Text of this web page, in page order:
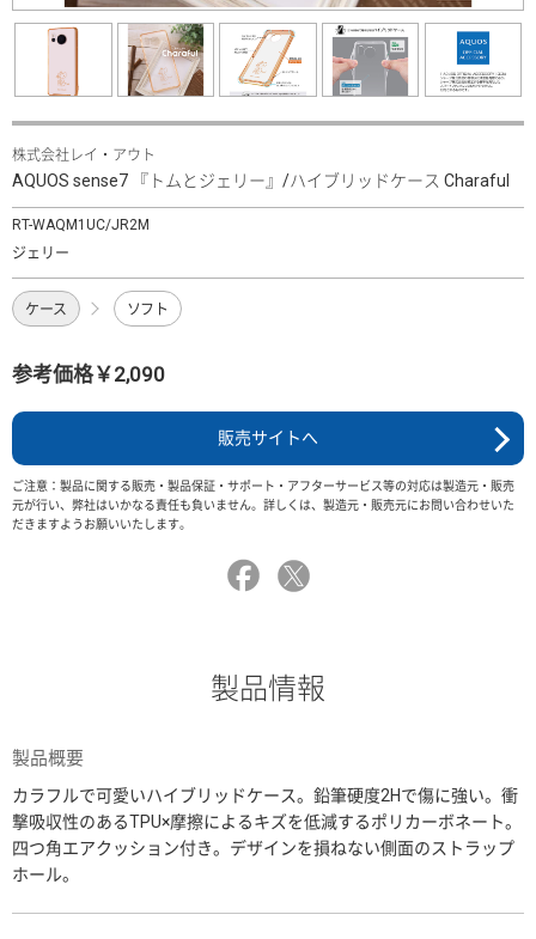
株式会社レイ・アウト
AQUOS sense7 『トムとジェリー』/ハイブリッドケース Charaful
RT-WAQM1UC/JR2M
ジェリー
ケース ソフト
参考価格￥2,090
販売サイトへ
ご注意：製品に関する販売・製品保証・サポート・アフターサービス等の対応は製造元・販売
元が行い、弊社はいかなる責任も負いません。詳しくは、製造元・販売元にお問い合わせいた
だきますようお願いいたします。
製品情報
製品概要
カラフルで可愛いハイブリッドケース。鉛筆硬度2Hで傷に強い。衝
撃吸収性のあるTPU×摩擦によるキズを低減するポリカーボネート。
四つ角エアクッション付き。デザインを損ねない側面のストラップ
ホール。